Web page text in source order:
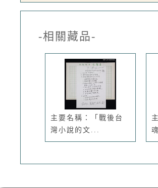
-相關藏品-
主要名稱：「戰後台
灣小說的文...